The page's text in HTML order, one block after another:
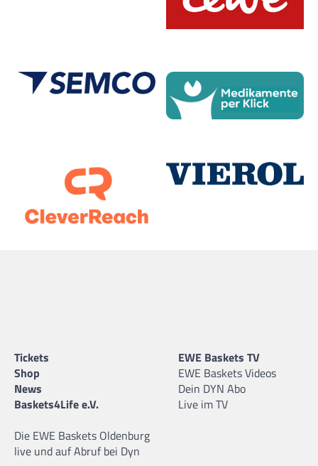
Tickets
Shop
News
Baskets4Life e.V.
Die EWE Baskets Oldenburg
live und auf Abruf bei Dyn
EWE Baskets TV
EWE Baskets Videos
Dein DYN Abo
Live im TV